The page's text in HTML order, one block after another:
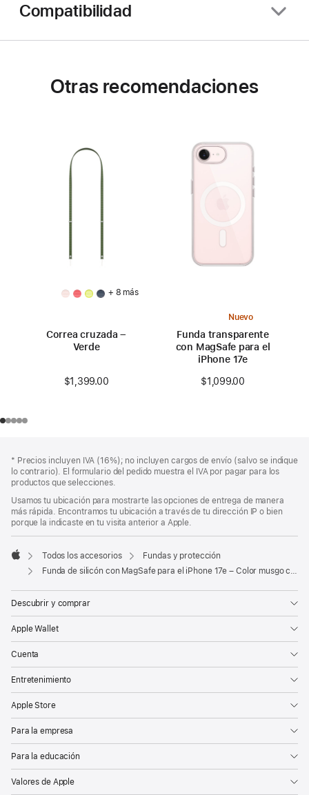
Compatibilidad
Otras recomendaciones
+ 8 más
Correa cruzada –
Verde
$1,399.00
Nuevo
Funda transparente
con MagSafe para el
iPhone 17e
$1,099.00
de
página
a
pie
página
Nota
a
pie
página
* Precios incluyen IVA (16%); no incluyen cargos de envío (salvo se indique
lo contrario). El formulario del pedido muestra el IVA por pagar para los
productos que selecciones.
Usamos tu ubicación para mostrarte las opciones de entrega de manera
más rápida. Encontramos tu ubicación a través de tu dirección IP o bien
porque la indicaste en tu visita anterior a Apple.
Apple
Todos los accesorios
Fundas y protección
Funda de silicón con MagSafe para el iPhone 17e – Color musgo claro
Descubrir y comprar
Apple Wallet
Cuenta
Entretenimiento
Apple Store
Para la empresa
Para la educación
Valores de Apple